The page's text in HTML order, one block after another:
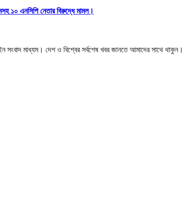
১০ এনসিপি নেতার বিরুদ্ধে মামল।
সংবাদ মাধ্যম। দেশ ও বিশ্বের সর্বশেষ খবর জানতে আমাদের সাথে থাকুন।